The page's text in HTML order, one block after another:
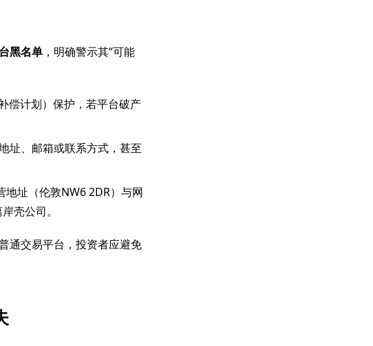
黑名单，明确警示其“可能
偿计划）保护，若平台破产
址、邮箱或联系方式，甚至
地址（伦敦NW6 2DR）与网
壳公司。
通交易平台，投资者应避免